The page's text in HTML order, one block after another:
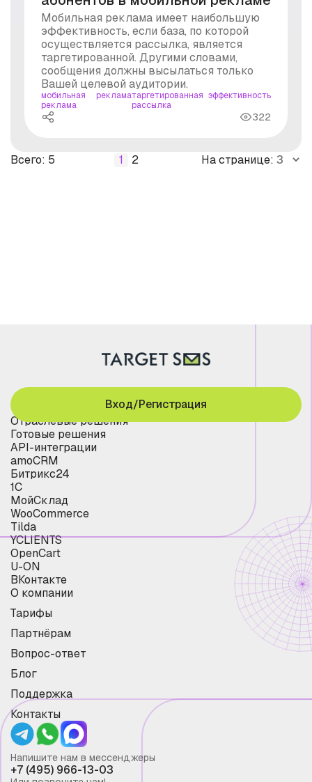
Мобильная реклама имеет наибольшую
эффективность, если база, по которой
осуществляется рассылка, является
таргетированной. Другими словами,
сообщения должны высылаться только
Вашей целевой аудитории.
мобильная
реклама
рекламатаргетированная
рассылка
эффективность
322
Всего: 5 1 2 На странице:
Отраслевые решения
Готовые решения
API-интеграции
amoCRM
Битрикс24
1С
МойСклад
WooCommerce
Tilda
YCLIENTS
OpenCart
U-ON
ВКонтакте
О компании
Тарифы
Партнёрам
Вопрос-ответ
Блог
Поддержка
Контакты
Вход/Регистрация
Напишите нам в мессенджеры
+7 (495) 966-13-03